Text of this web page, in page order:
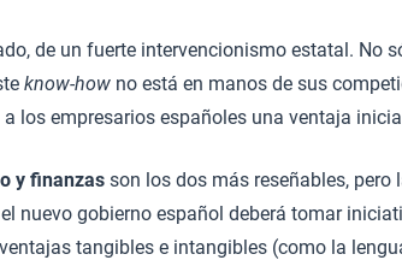
de un fuerte intervencionismo estatal. No
know-how no está en manos de sus
los empresarios españoles una ventaja
y finanzas son los dos más reseñables,
nuevo gobierno español deberá tomar
tangibles e intangibles (como la